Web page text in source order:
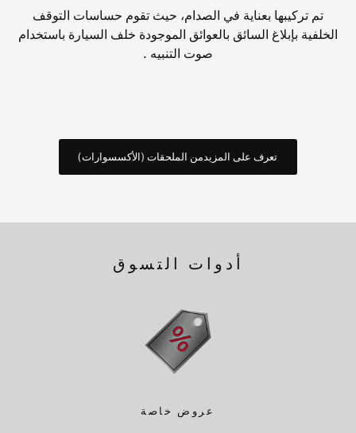
تم تركيبها بعناية في الصدام، حيث تقوم حساسات التوقف
الخلفية بإبلاغ السائق بالعوائق الموجودة خلف السيارة باستخدام
صوت التنبيه .
تعرف على المزيدمن الملحقات (الأكسسوارات)
أدوات التسوق
عروض خاصة